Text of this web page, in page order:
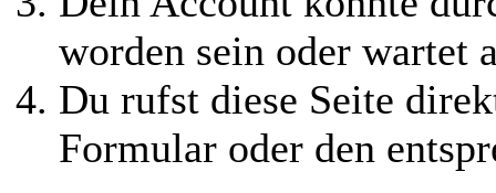
worden sein oder wartet
Du rufst diese Seite
Formular oder den